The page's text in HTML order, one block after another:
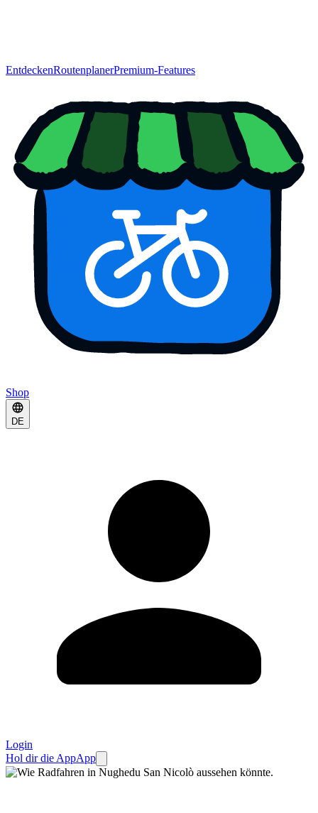
EntdeckenRoutenplanerPremium-Features
Shop
DE
Login
Hol dir die AppApp